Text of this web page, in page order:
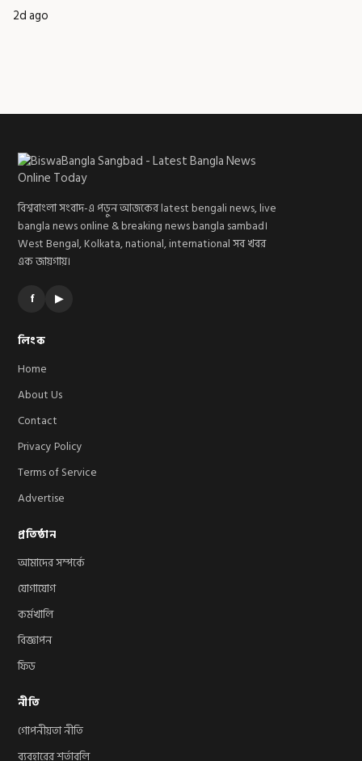
2d ago
বিশ্ববাংলা সংবাদ-এ পড়ুন আজকের latest bengali news, live
bangla news online & breaking news bangla sambad।
West Bengal, Kolkata, national, international সব খবর
এক জায়গায়।
f ▶
লিংক
Home
About Us
Contact
Privacy Policy
Terms of Service
Advertise
প্রতিষ্ঠান
আমাদের সম্পর্কে
যোগাযোগ
কর্মখালি
বিজ্ঞাপন
ফিড
নীতি
গোপনীয়তা নীতি
ব্যবহারের শর্তাবলি